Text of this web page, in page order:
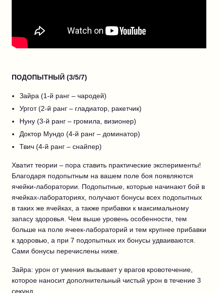
ПОДОПЫТНЫЙ (3/5/7)
Зайра (1-й ранг – чародей)
Ургот (2-й ранг – гладиатор, ракетчик)
Нуну (3-й ранг – громила, визионер)
Доктор Мундо (4-й ранг – доминатор)
Твич (4-й ранг – снайпер)
Хватит теории – пора ставить практические эксперименты!
Благодаря подопытным на вашем поле боя появляются
ячейки-лаборатории. Подопытные, которые начинают бой в
ячейках-лабораториях, получают бонусы всех подопытных
в таких же ячейках, а также прибавки к максимальному
запасу здоровья. Чем выше уровень особенности, тем
больше на поле ячеек-лабораторий и тем крупнее прибавки
к здоровью, а при 7 подопытных их бонусы удваиваются.
Сами бонусы перечислены ниже.
Зайра: урон от умения вызывает у врагов кровотечение,
которое наносит дополнительный чистый урон в течение 3
секунд.